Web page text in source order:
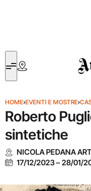
HOME›EVENTI E MOSTRE›
Roberto
sintetiche
NICOLA PEDANA
17/12/2023–28/01/